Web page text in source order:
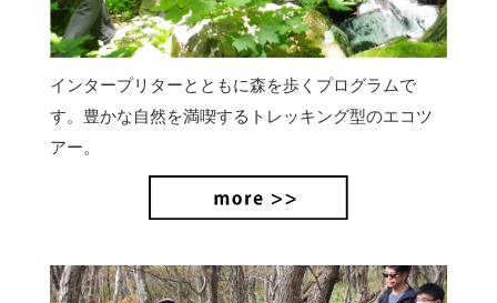
インタープリターとともに森を歩くプログラムで
す。豊かな自然を満喫するトレッキング型のエコツ
アー。